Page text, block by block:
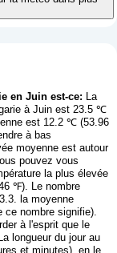
en Juin est-ce: La
à Juin est 23.5 ℃
est 12.2 ℃ (53.96
à bas
moyenne est autour
pouvez vous
la plus élevée
℉). Le nombre
la moyenne
ce nombre signifie).
à l'esprit que le
longueur du jour au
et minutes), en le